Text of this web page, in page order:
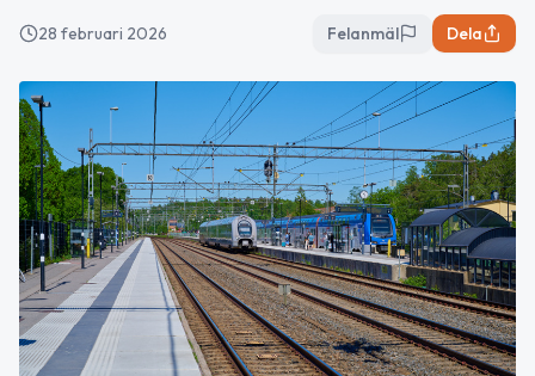
28 februari 2026 Felanmäl Dela